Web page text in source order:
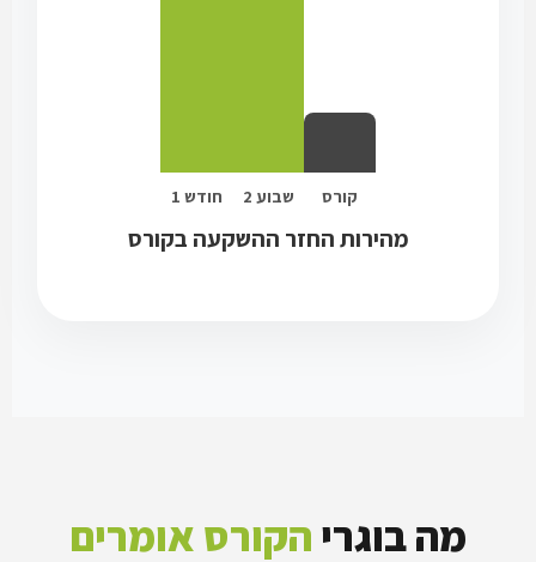
מהירות החזר ההשקעה בקורס
מה בוגריהקורס אומרים